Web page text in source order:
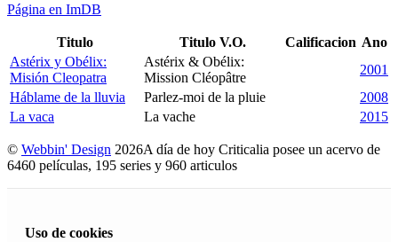
Página en ImDB
Titulo Titulo V.O. Calificacion Ano
Astérix y Obélix:
Misión Cleopatra
Astérix & Obélix:
Mission Cléopâtre
2001
Háblame de la lluvia
Parlez-moi de la pluie
2008
La vaca
La vache 2015
© Webbin' Design 2026A día de hoy Criticalia posee un acervo de
6460 películas, 195 series y 960 articulos
Uso de cookies